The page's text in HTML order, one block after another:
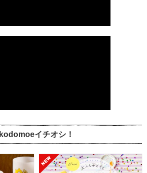
kodomoeイチオシ！